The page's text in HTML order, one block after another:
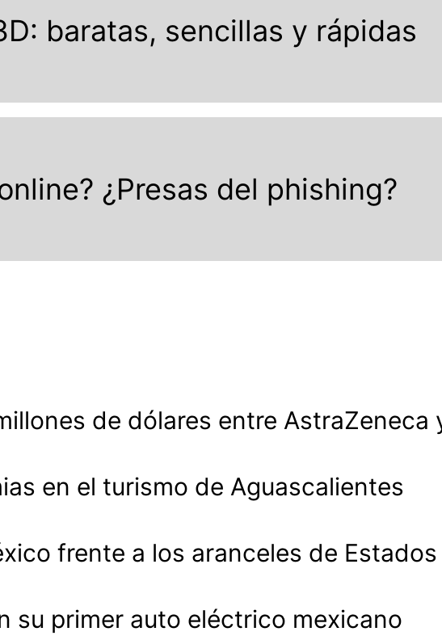
baratas, sencillas y rápidas
¿Presas del phishing?
de dólares entre AstraZeneca
en el turismo de Aguascalientes
frente a los aranceles de
su primer auto eléctrico mexicano